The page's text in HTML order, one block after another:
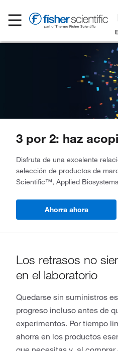
3 por 2: haz
Disfruta de una excelente
selección de productos de
Scientific™, Applied
Ahorra ahora
Los retrasos no
en el laboratorio
Quedarse sin suministros
progreso incluso antes de
experimentos. Por tiempo
ahorra en los productos